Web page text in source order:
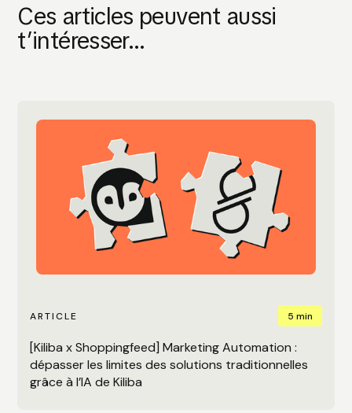
Ces articles peuvent aussi
t’intéresser...
ARTICLE 5 min
[Kiliba x Shoppingfeed] Marketing Automation :
dépasser les limites des solutions traditionnelles
grâce à l’IA de Kiliba